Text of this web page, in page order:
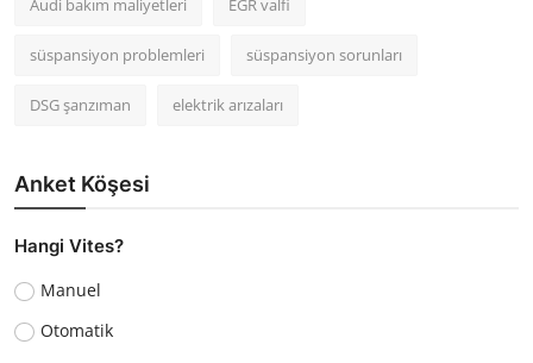
Audi bakım maliyetleri EGR valfi
süspansiyon problemleri süspansiyon sorunları
DSG şanzıman elektrik arızaları
Anket Köşesi
Hangi Vites?
Manuel
Otomatik